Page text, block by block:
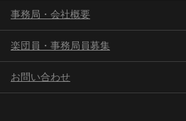
事務局・会社概要
楽団員・事務局員募集
お問い合わせ